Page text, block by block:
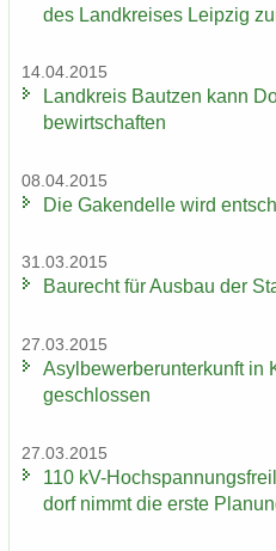
des Land­krei­ses Leip­zig
14.04.2015
Land­kreis Baut­zen kann
be­wirt­schaf­ten
08.04.2015
Die Ga­ken­del­le wird
31.03.2015
Bau­recht für Aus­bau der
27.03.2015
Asyl­be­wer­ber­un­ter­kunft in
ge­schlos­sen
27.03.2015
110 kV-​
dorf nimmt die erste